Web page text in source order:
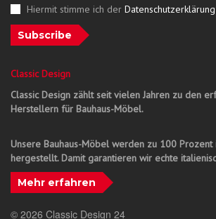
Hiermit stimme ich der Datenschutzerklärung
Subscribe
Classic Design
Classic Design zählt seit vielen Jahren zu den
Herstellern für Bauhaus-Möbel.
Unsere Bauhaus-Möbel werden zu 100 Prozent
hergestellt. Damit garantieren wir echte
Mehr erfahren
© 2026 Classic Design 24